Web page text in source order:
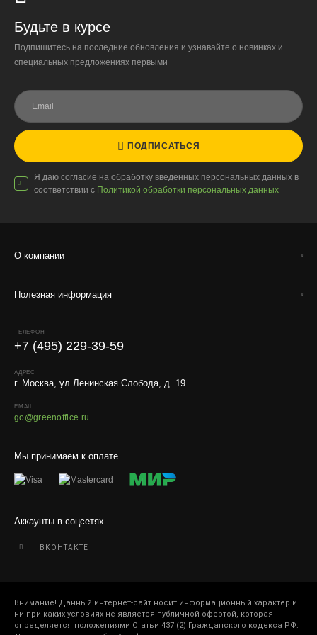
Надёжность
сохранность растений.
Стоимость доставки до вашего города зависит от тарифов ТК,
Условия
грунты.
Отправляем кашпо, горшки, инвентарь и
Будьте в курсе
Подпишитесь на последние обновления и узнавайте о новинках и
специальных предложениях первыми
ПОДПИСАТЬСЯ
Я даю согласие на обработку введенных персональных данных в
соответствии с Политикой обработки персональных данных
О компании
Полезная информация
Мы принимаем к оплате
Аккаунты в соцсетях
ВКОНТАКТЕ
ТЕЛЕФОН
+7 (495) 229-39-59
АДРЕС
г. Москва, ул.Ленинская Слобода, д. 19
EMAIL
go@greenoffice.ru
Внимание! Данный интернет-сайт носит информационный характер и
ни при каких условиях не является публичной офертой, которая
определяется положениями Статьи 437 (2) Гражданского кодекса РФ.